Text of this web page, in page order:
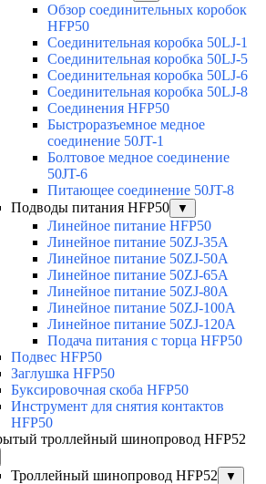
Обзор соединительных коробок
HFP50
Соединительная коробка 50LJ-1
Соединительная коробка 50LJ-5
Соединительная коробка 50LJ-6
Соединительная коробка 50LJ-8
Соединения HFP50
Быстроразъемное медное
соединение 50JT-1
Болтовое медное соединение
50JT-6
Питающее соединение 50JT-8
Подводы питания HFP50
▼
Линейное питание HFP50
Линейное питание 50ZJ-35A
Линейное питание 50ZJ-50A
Линейное питание 50ZJ-65A
Линейное питание 50ZJ-80A
Линейное питание 50ZJ-100A
Линейное питание 50ZJ-120A
Подача питания с торца HFP50
Подвес HFP50
Заглушка HFP50
Буксировочная скоба HFP50
Инструмент для снятия контактов
HFP50
троллейный шинопровод HFP52
Троллейный шинопровод HFP52 ▼